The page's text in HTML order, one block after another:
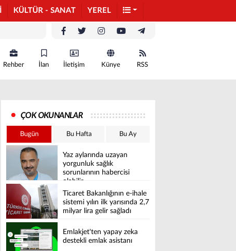
KÜLTÜR - SANAT YEREL
Rehber İlan İletişim Künye RSS
ÇOK OKUNANLAR
Bugün Bu Hafta Bu Ay
Yaz aylarında uzayan
yorgunluk sağlık
sorunlarının habercisi
olabilir
Ticaret Bakanlığının e-ihale
sistemi yılın ilk yarısında 2,7
milyar lira gelir sağladı
Emlakjet'ten yapay zeka
destekli emlak asistanı